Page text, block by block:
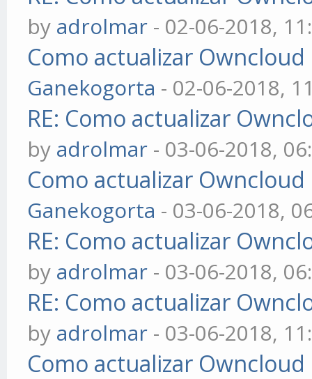
by adrolmar - 02-06-2018,
Como actualizar
Ganekogorta - 02-06-2018,
RE: Como actualizar
by adrolmar - 03-06-2018,
Como actualizar
Ganekogorta - 03-06-2018,
RE: Como actualizar
by adrolmar - 03-06-2018,
RE: Como actualizar
by adrolmar - 03-06-2018,
Como actualizar